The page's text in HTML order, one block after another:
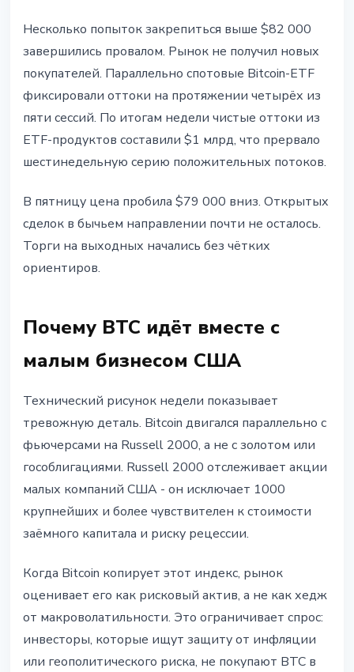
Несколько попыток закрепиться выше $82 000
завершились провалом. Рынок не получил новых
покупателей. Параллельно спотовые Bitcoin-ETF
фиксировали оттоки на протяжении четырёх из
пяти сессий. По итогам недели чистые оттоки из
ETF-продуктов составили $1 млрд, что прервало
шестинедельную серию положительных потоков.
В пятницу цена пробила $79 000 вниз. Открытых
сделок в бычьем направлении почти не осталось.
Торги на выходных начались без чётких
ориентиров.
Почему BTC идёт вместе с
малым бизнесом США
Технический рисунок недели показывает
тревожную деталь. Bitcoin двигался параллельно с
фьючерсами на Russell 2000, а не с золотом или
гособлигациями. Russell 2000 отслеживает акции
малых компаний США - он исключает 1000
крупнейших и более чувствителен к стоимости
заёмного капитала и риску рецессии.
Когда Bitcoin копирует этот индекс, рынок
оценивает его как рисковый актив, а не как хедж
от макроволатильности. Это ограничивает спрос:
инвесторы, которые ищут защиту от инфляции
или геополитического риска, не покупают BTC в